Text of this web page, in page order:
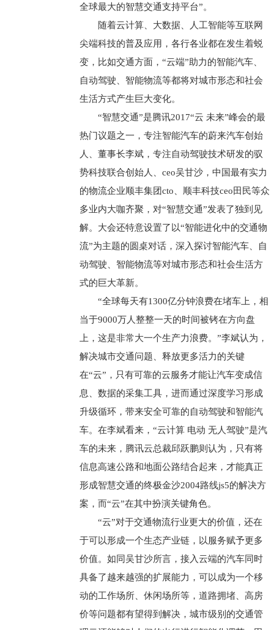
全球最大的智慧交通支持平台”。
随着云计算、大数据、人工智能等互联网
尖端科技的普及应用，各行各业都在发生着蜕
变，比如交通方面，“云端”助力的智能汽车、
自动驾驶、智能物流等都将对城市形态和社会
生活方式产生巨大变化。
“智慧交通”是腾讯2017“云 未来”峰会的最
热门议题之一，专注智能汽车的蔚来汽车创始
人、董事长李斌，专注自动驾驶技术研发的驭
势科技联合创始人、ceo吴甘沙，中国最有实力
的物流企业顺丰集团cto、顺丰科技ceo田民等众
多业内大咖齐聚，对“智慧交通”发表了独到见
解。大会还特意设置了以“智能进化中的交通物
流”为主题的圆桌对话，深入探讨智能汽车、自
动驾驶、智能物流等对城市形态和社会生活方
式的巨大革新。
“全球每天有1300亿分钟浪费在堵车上，相
当于9000万人整整一天的时间被铐在方向盘
上，这是非常大一个生产力浪费。”李斌认为，
解决城市交通问题、释放更多活力的关键
在“云”，只有可靠的云服务才能让汽车变成信
息、数据的采集工具，进而通过深度学习形成
升级循环，带来安全可靠的自动驾驶和智能汽
车。在李斌看来，“云计算 电动 无人驾驶”是汽
车的未来，腾讯云总裁邱跃鹏则认为，只有将
信息高速公路和地面公路结合起来，才能真正
形成智慧交通的终极金沙2004路线js5的解决方
案，而“云”在其中扮演关键角色。
“云”对于交通物流行业更大的价值，还在
于可以形成一个生态产业链，以服务赋予更多
价值。如同吴甘沙所言，接入云端的汽车同时
具备了越来越强的扩展能力，可以成为一个移
动的工作场所、休闲场所等，道路拥堵、高房
价等问题都有望得到解决，城市级别的交通管